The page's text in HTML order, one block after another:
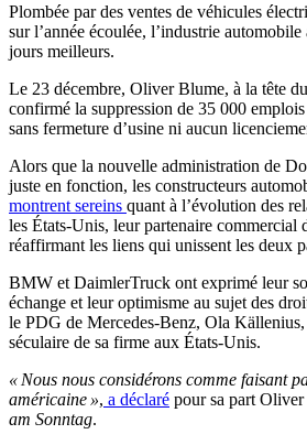
Plombée par des ventes de véhicules
sur l’année écoulée, l’industrie
jours meilleurs.
Le 23 décembre, Oliver Blume, à la tête
confirmé la suppression de 35 000
sans fermeture d’usine ni aucun
Alors que la nouvelle administration de
juste en fonction, les constructeurs
montrent sereins quant à l’évolution des
les États-Unis, leur partenaire commercial
réaffirmant les liens qui unissent les deux
BMW et DaimlerTruck ont exprimé leur
échange et leur optimisme au sujet des
le PDG de Mercedes-Benz, Ola Källenius,
séculaire de sa firme aux États-Unis.
« Nous nous considérons comme faisant
américaine », a déclaré pour sa part
am Sonntag.